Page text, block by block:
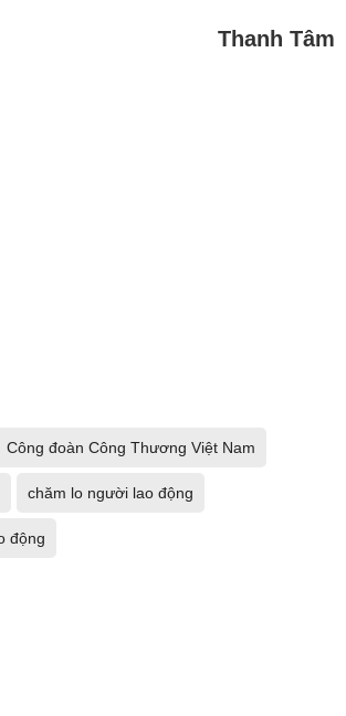
Thanh Tâm
Công đoàn Công Thương Việt Nam
chăm lo người lao động
động